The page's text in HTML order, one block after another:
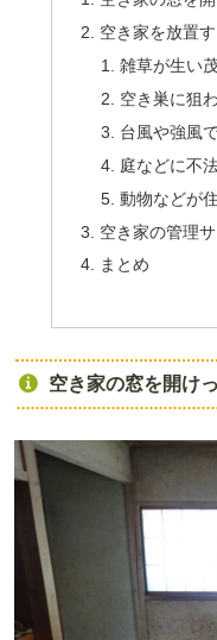
空き家を放置
雑草が生い
空き巣に狙
台風や強風
庭などに不
動物などが
空き家の管理
まとめ
空き家の窓を開け